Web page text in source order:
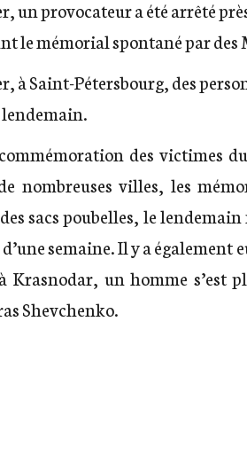
un provocateur a été arrêté
le mémorial spontané par des
à Saint-Pétersbourg, des
des victimes
nombreuses villes, les
sacs poubelles, le
semaine. Il y a
Krasnodar, un homme s’est
Shevchenko.